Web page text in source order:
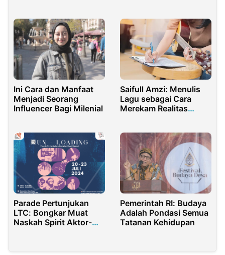
Ini Cara dan Manfaat
Menjadi Seorang
Influencer Bagi Milenial
Saifull Amzi: Menulis
Lagu sebagai Cara
Merekam Realitas
Parade Pertunjukan
LTC: Bongkar Muat
Naskah Spirit Aktor-
Pemerintah RI: Budaya
Adalah Pondasi Semua
Tatanan Kehidupan